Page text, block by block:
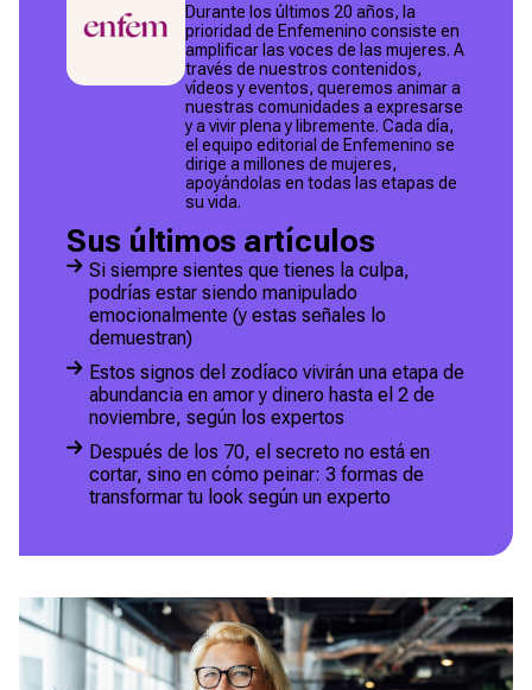
Durante los últimos 20 años, la
prioridad de Enfemenino consiste en
amplificar las voces de las mujeres. A
través de nuestros contenidos,
vídeos y eventos, queremos animar a
nuestras comunidades a expresarse
y a vivir plena y libremente. Cada día,
el equipo editorial de Enfemenino se
dirige a millones de mujeres,
apoyándolas en todas las etapas de
su vida.
Sus últimos artículos
Si siempre sientes que tienes la culpa,
podrías estar siendo manipulado
emocionalmente (y estas señales lo
demuestran)
Estos signos del zodíaco vivirán una etapa de
abundancia en amor y dinero hasta el 2 de
noviembre, según los expertos
Después de los 70, el secreto no está en
cortar, sino en cómo peinar: 3 formas de
transformar tu look según un experto